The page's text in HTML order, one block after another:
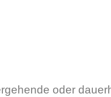
oder